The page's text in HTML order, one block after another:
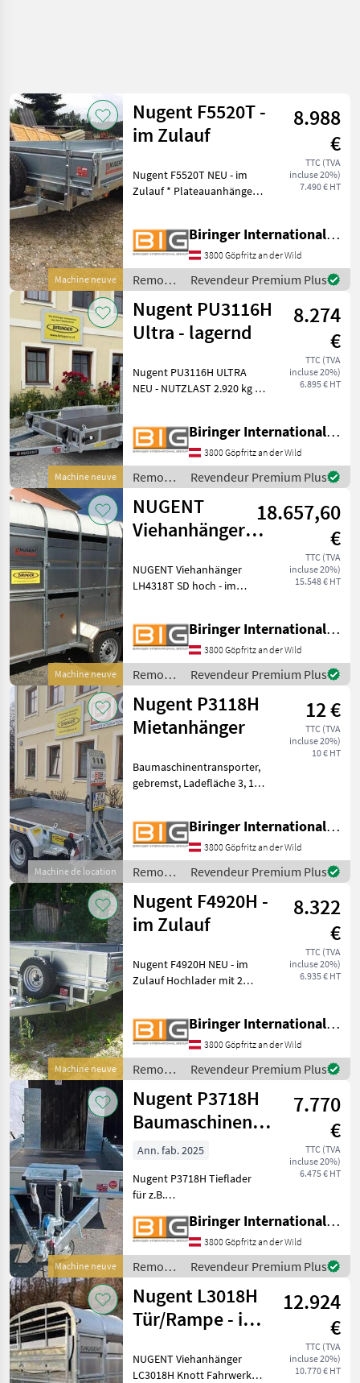
Machine neuve
Nugent F5520T -
im Zulauf
8.988
€
TTC (TVA
incluse 20%)
7.490 € HT
Nugent F5520T NEU - im
Zulauf * Plateauanhänger
Reserverad * Spezial-
Federung „Parabolic
Equalizer“ * 6 Paar
Verzurrlasche
Biringer International GmbH
3800 Göpfritz an der Wild
Remorques
/ Nugent
Revendeur Premium Plus
Machine neuve
Nugent PU3116H
Ultra - lagernd
8.274
€
TTC (TVA
incluse 20%)
6.895 € HT
Nugent PU3116H ULTRA
NEU - NUTZLAST 2.920 kg -
mit 2 Achsen Spezial-
Federung „Parabolic
Equaliser“ Bereifung:
185/70R13C - kein Reserver
Biringer International GmbH
3800 Göpfritz an der Wild
Remorques
/ Nugent
Revendeur Premium Plus
Machine neuve
NUGENT
Viehanhänger
hoch - im Zulauf
18.657,60
€
TTC (TVA
incluse 20%)
15.548 € HT
NUGENT Viehanhänger
LH4318T SD hoch - im
Auflaufbremse
Parabelblattfedern
***Spezial-Federung
PARABOLIC EQUALISER***
Rückf
Biringer International GmbH
3800 Göpfritz an der Wild
Remorques
/ Nugent
Revendeur Premium Plus
Machine de location
Nugent P3118H
Mietanhänger
12 €
TTC (TVA
incluse 20%)
10 € HT
Baumaschinentransporter,
gebremst, Ladefläche 3, 10
Mietpreis bezieht sich auf
eine Mindestmietrate von €
55, 00 /
Biringer International GmbH
3800 Göpfritz an der Wild
Remorques
/ Nugent
Revendeur Premium Plus
Machine neuve
Nugent F4920H -
im Zulauf
8.322
€
TTC (TVA
incluse 20%)
6.935 € HT
Nugent F4920H NEU - im
Zulauf Hochlader mit 2
Reserverad halb-
automatische Knott-
Anhängekupplung Spezial-
Federung „Parabolic Equal
Biringer International GmbH
3800 Göpfritz an der Wild
Remorques
/ Nugent
Revendeur Premium Plus
Machine neuve
Nugent P3718H
Baumaschinentransporter
- lagernd
7.770
€
TTC (TVA
incluse 20%)
6.475 € HT
Ann. fab. 2025
Nugent P3718H Tieflader
für z.B.
mit 2 Achsen - lagernd
Parabelfederung „Parabolic
Equaliser“ geteilte
Auffahrtsschienen mit
integrierten Bela
Biringer International GmbH
3800 Göpfritz an der Wild
Remorques
/ Nugent
Revendeur Premium Plus
Nugent L3018H
Tür/Rampe - im
12.924
€
TTC (TVA
incluse 20%)
10.770 € HT
NUGENT Viehanhänger
LC3018H Knott Fahrwerk